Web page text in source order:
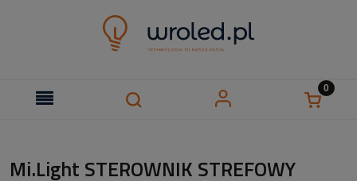
Mi.Light STEROWNIK STREFOWY